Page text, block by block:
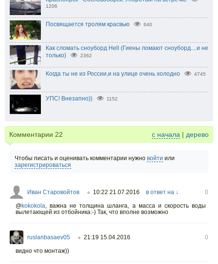
1206
Посвящается тролям красвью 640
Как сломать сноуборд Hell (Гиены ломают сноуборд....и не
только)
2362
Когда ты не из России,и на улице очень холодно 4745
УПС! Внезапно)) 1152
Комментарии 22 с начала | дерево
Чтобы писать и оценивать комментарии нужно войти или
зарегистрироваться
Иван Старовойтов ○ 10:22 21.07.2016 в ответ на ↓
0
@kokokola ,важна не толщина шланга, а масса и скорость воды
вылетающей из отбойника:-) Так, что вполне возможно
ruslanbasaev05 ○ 21:19 15.04.2016
0
видно что монтаж))